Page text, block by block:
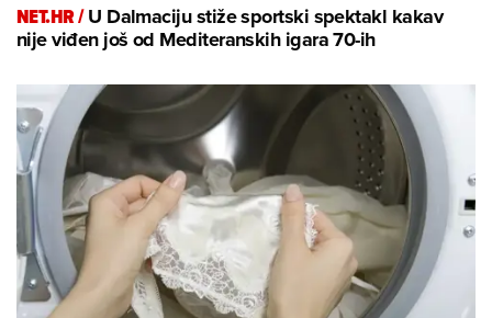
NET.HR /U Dalmaciju stiže sportski spektakl kakav
nije viđen još od Mediteranskih igara 70-ih